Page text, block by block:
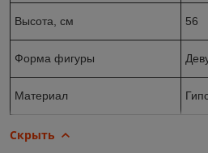
Высота, см 56
Форма фигуры
Материал
Скрыть